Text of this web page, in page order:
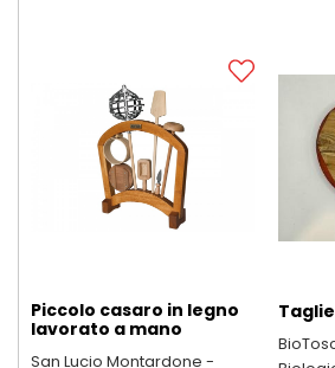
Piccolo casaro in legno
lavorato a mano
San Lucio Montardone -